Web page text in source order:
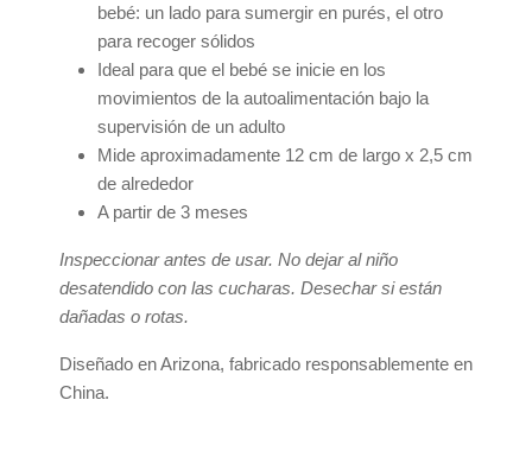
bebé: un lado para sumergir en purés, el otro
para recoger sólidos
Ideal para que el bebé se inicie en los
movimientos de la autoalimentación bajo la
supervisión de un adulto
Mide aproximadamente 12 cm de largo x 2,5 cm
de alrededor
A partir de 3 meses
Inspeccionar antes de usar. No dejar al niño
desatendido con las cucharas. Desechar si están
dañadas o rotas.
Diseñado en Arizona, fabricado responsablemente en
China.